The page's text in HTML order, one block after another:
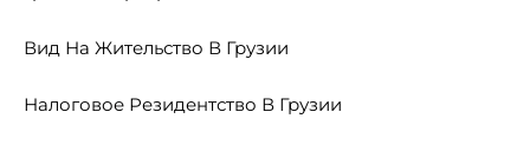
Вид На Жительство В Грузии
Налоговое Резидентство В Грузии